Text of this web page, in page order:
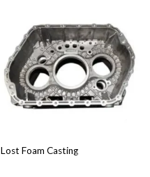
Lost Foam Casting